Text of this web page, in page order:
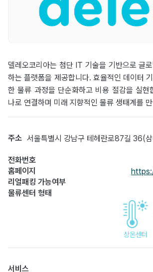
델레오코리아는 첨단 IT 기술을 기반으로 글
하는 플랫폼을 제공합니다. 효율적인 데이터
한 물류 과정을 단순화하고 비용 절감을 실현
나로 연결하며 미래 지향적인 물류 생태계를
주소 서울특별시 강남구 테헤란로87길 36(
전화번호
홈페이지
리얼패킹 가능여부
물류센터 형태
상온센터
서비스